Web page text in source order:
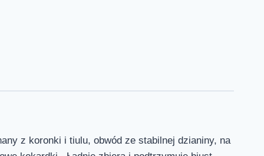
z koronki i tiulu, obwód ze stabilnej dzianiny, na